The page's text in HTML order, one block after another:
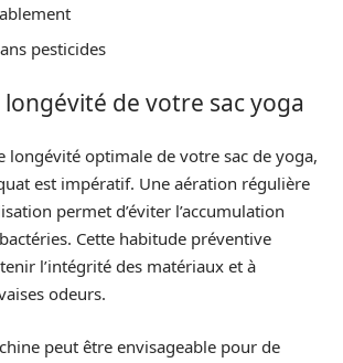
pesticides
de votre sac yoga
longévité optimale de votre sac de yoga,
est impératif. Une aération régulière
permet d’éviter l’accumulation
Cette habitude préventive
l’intégrité des matériaux et à
odeurs.
peut être envisageable pour de